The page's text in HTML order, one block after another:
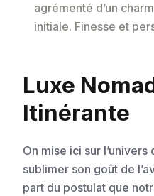
agrémenté d’un
initiale. Finesse et
Luxe
Itinérante
On mise ici sur
sublimer son goût de
part du postulat que